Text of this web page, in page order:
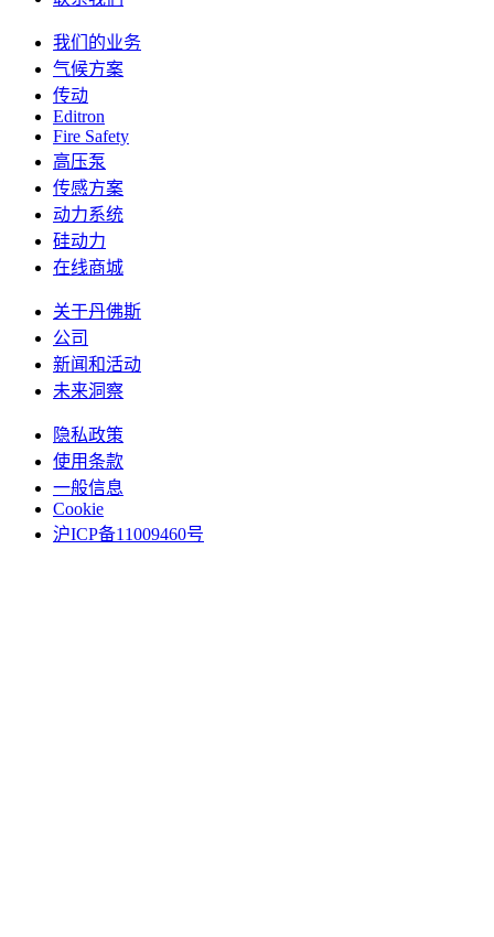
我们的业务
气候方案
传动
Editron
Fire Safety
高压泵
传感方案
动力系统
硅动力
在线商城
关于丹佛斯
公司
新闻和活动
未来洞察
隐私政策
使用条款
一般信息
Cookie
沪ICP备11009460号